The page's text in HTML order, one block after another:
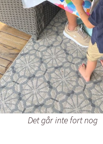
Det går inte fort nog